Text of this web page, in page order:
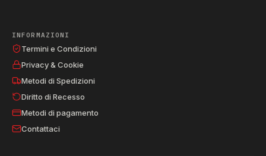
INFORMAZIONI
Termini e Condizioni
Privacy & Cookie
Metodi di Spedizioni
Diritto di Recesso
Metodi di pagamento
Contattaci